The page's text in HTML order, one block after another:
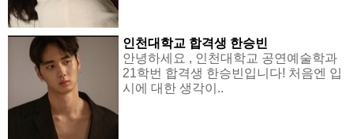
인천대학교 합격생 한승빈
안녕하세요 , 인천대학교 공연예술학과
21학번 합격생 한승빈입니다! 처음엔 입
시에 대한 생각이..